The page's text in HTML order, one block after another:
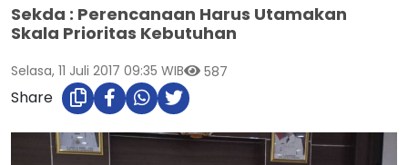
Sekda : Perencanaan Harus Utamakan
Skala Prioritas Kebutuhan
Selasa, 11 Juli 2017 09:35 WIB 587
Share